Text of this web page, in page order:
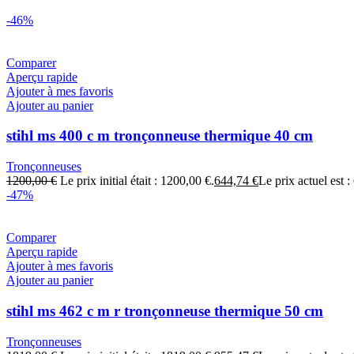
-46%
Comparer
Aperçu rapide
Ajouter à mes favoris
Ajouter au panier
stihl ms 400 c m tronçonneuse thermique 40 cm
Tronçonneuses
1200,00€ Le prix initial était : 1200,00 €.644,74 €Le prix actuel est :
-47%
Comparer
Aperçu rapide
Ajouter à mes favoris
Ajouter au panier
stihl ms 462 c m r tronçonneuse thermique 50 cm
Tronçonneuses